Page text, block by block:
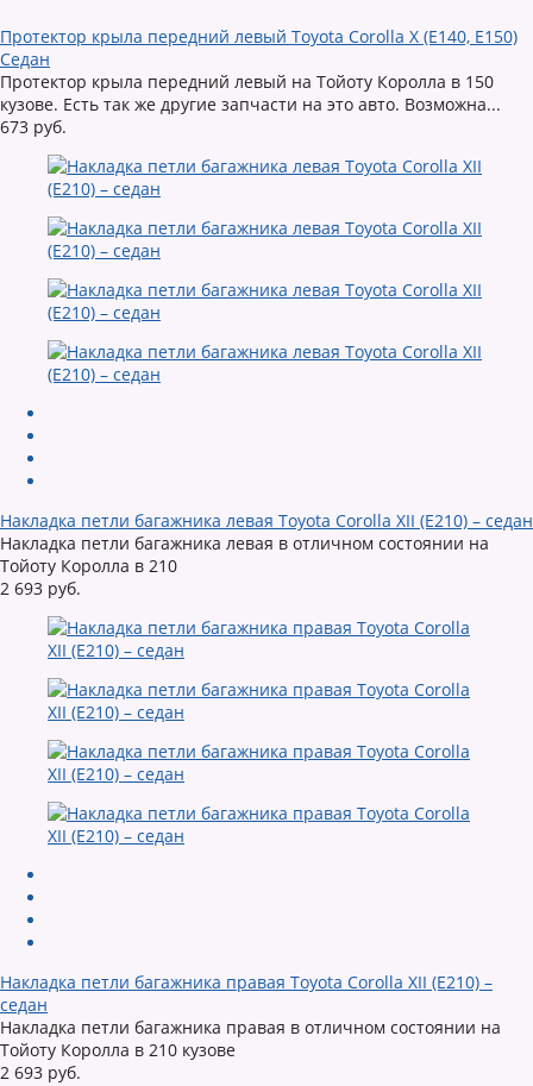
Протектор крыла передний левый Toyota Corolla X (E140, E150)
Седан
Протектор крыла передний левый на Тойоту Королла в 150
кузове. Есть так же другие запчасти на это авто. Возможна...
673 руб.
Накладка петли багажника левая Toyota Corolla XII (E210) – седан
Накладка петли багажника левая в отличном состоянии на
Тойоту Королла в 210
2 693 руб.
Накладка петли багажника правая Toyota Corolla XII (E210) –
седан
Накладка петли багажника правая в отличном состоянии на
Тойоту Королла в 210 кузове
2 693 руб.